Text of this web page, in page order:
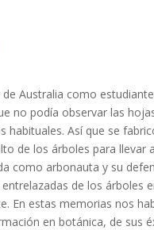
Australia como
no podía observar las
habituales. Así que se
de los árboles para llevar
como arbonauta y su
de los árboles
En estas memorias nos
en botánica, de sus